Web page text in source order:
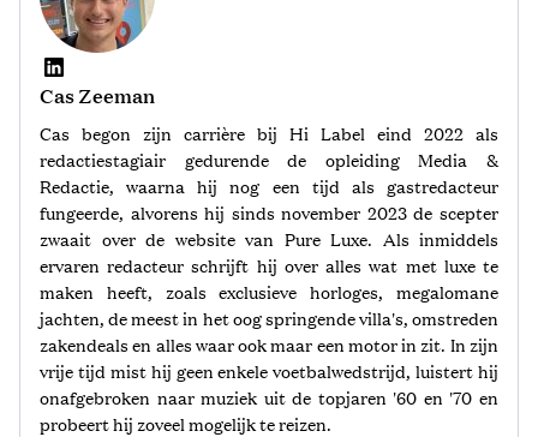
Cas Zeeman
Cas begon zijn carrière bij Hi Label eind 2022 als
redactiestagiair gedurende de opleiding Media &
Redactie, waarna hij nog een tijd als gastredacteur
fungeerde, alvorens hij sinds november 2023 de scepter
zwaait over de website van Pure Luxe. Als inmiddels
ervaren redacteur schrijft hij over alles wat met luxe te
maken heeft, zoals exclusieve horloges, megalomane
jachten, de meest in het oog springende villa's, omstreden
zakendeals en alles waar ook maar een motor in zit. In zijn
vrije tijd mist hij geen enkele voetbalwedstrijd, luistert hij
onafgebroken naar muziek uit de topjaren '60 en '70 en
probeert hij zoveel mogelijk te reizen.